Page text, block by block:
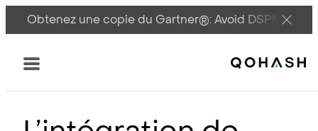
Obtenez une copie du Gartner®: Avoid DSPM
Main Logo
Menu